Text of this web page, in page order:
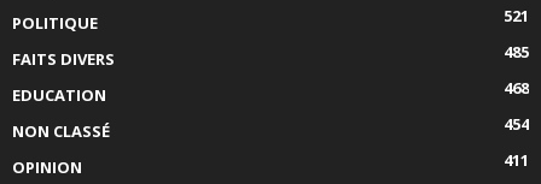
POLITIQUE
521
FAITS DIVERS
485
EDUCATION
468
NON CLASSÉ
454
OPINION
411